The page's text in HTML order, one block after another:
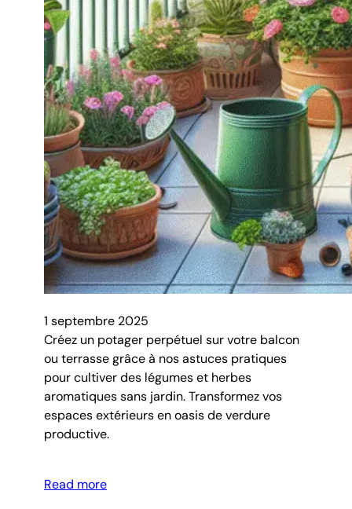
1 septembre 2025
Créez un potager perpétuel sur votre balcon
ou terrasse grâce à nos astuces pratiques
pour cultiver des légumes et herbes
aromatiques sans jardin. Transformez vos
espaces extérieurs en oasis de verdure
productive.
Read more